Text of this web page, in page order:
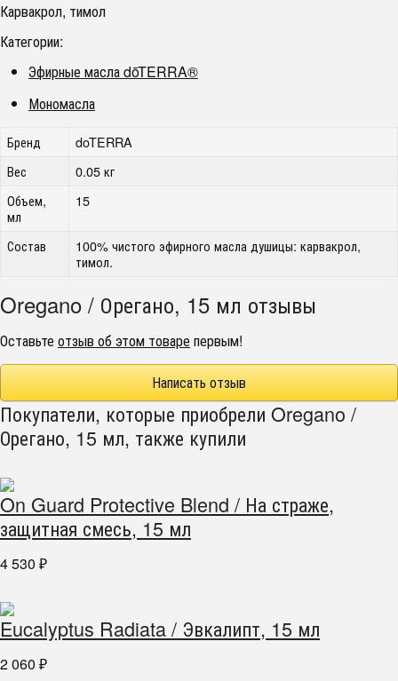
Карвакрол, тимол
Категории:
Эфирные масла dōTERRA®
Мономасла
Бренд
doTERRA
Вес
0.05 кг
Объем,
мл
15
Состав
100% чистого эфирного масла душицы: карвакрол,
тимол.
Oregano / Орегано, 15 мл отзывы
Оставьтеотзыв об этом товарепервым!
Написать отзыв
Покупатели, которые приобрели Oregano /
Орегано, 15 мл, также купили
On Guard Protective Blend / На страже,
защитная смесь, 15 мл
4 530 ₽
Eucalyptus Radiata / Эвкалипт, 15 мл
2 060 ₽